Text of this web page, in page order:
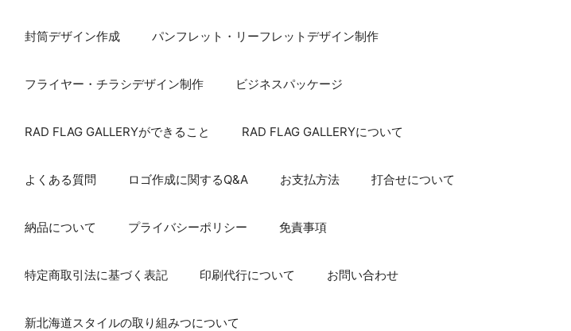
封筒デザイン作成 パンフレット・リーフレットデザイン制作
フライヤー・チラシデザイン制作 ビジネスパッケージ
RAD FLAG GALLERYができること RAD FLAG GALLERYについて
よくある質問 ロゴ作成に関するQ&A お支払方法 打合せについて
納品について プライバシーポリシー 免責事項
特定商取引法に基づく表記 印刷代行について お問い合わせ
新北海道スタイルの取り組みつについて